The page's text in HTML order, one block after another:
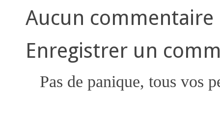
Aucun commentaire
Enregistrer un
Pas de panique, tous vos